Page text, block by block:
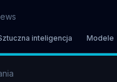
inteligencja Modele